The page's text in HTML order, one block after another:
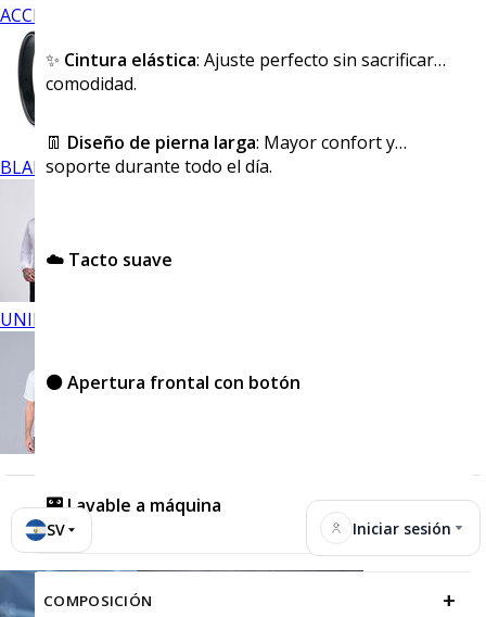
ACCESORIOS
BLANCOS
UNIFORMES
SV Iniciar sesión
✨ Cintura elástica: Ajuste perfecto sin sacrificar
comodidad.
👖 Diseño de pierna larga: Mayor confort y
soporte durante todo el día.
☁️ Tacto suave
⚫ Apertura frontal con botón
🎛️ Lavable a máquina
COMPOSICIÓN +